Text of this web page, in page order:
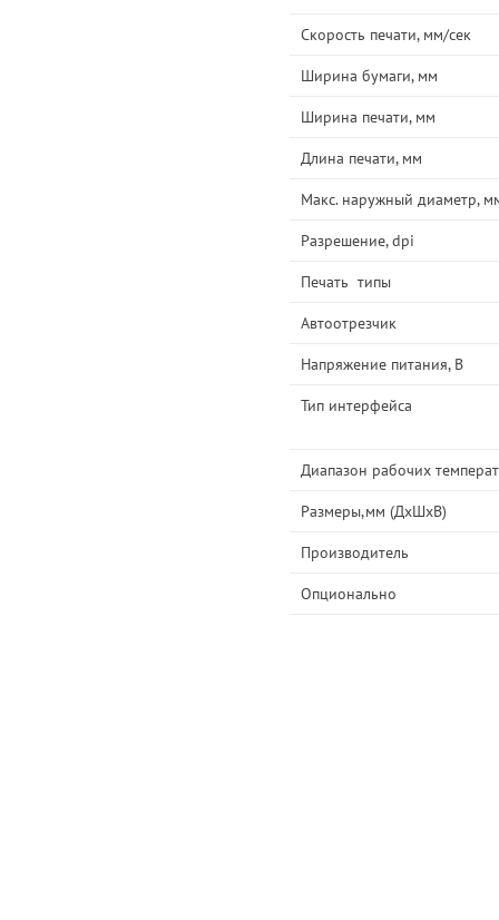
Скорость печати, мм/сек
Ширина бумаги, мм
Ширина печати, мм
Длина печати, мм
Макс. наружный диаметр,
Разрешение, dpi
Печать типы
Автоотрезчик
Напряжение питания, В
Тип интерфейса
Диапазон рабочих
Размеры,мм (ДхШхВ)
Производитель
Опционально